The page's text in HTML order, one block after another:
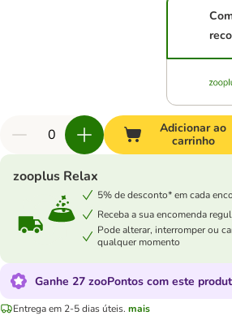
Adicionar ao
carrinho
zooplus Relax
5% de desconto* em cada
Receba a sua encomenda
Pode alterar, interromper ou
qualquer momento
Ganhe 27 zooPontos com este
Entrega em 2-5 dias úteis. mais